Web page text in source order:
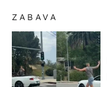
ZABAVA